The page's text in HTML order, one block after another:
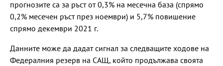
прогнозите са за ръст от 0,3% на месечна база (спрямо
0,2% месечен ръст през ноември) и 5,7% повишение
спрямо декември 2021 г.
Данните може да дадат сигнал за следващите ходове на
Федералния резерв на САЩ, който продължава своята